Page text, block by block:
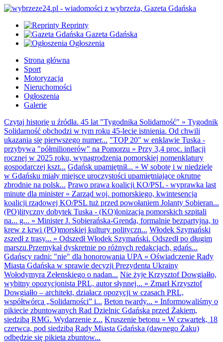
Reprinty
Gazeta Gdańska
Ogłoszenia
Strona główna
Sport
Motoryzacja
Nieruchomości
Ogłoszenia
Galerie
Czytaj historię u źródła. 45 lat "Tygodnika Solidarność" » Tygodnik
Solidarność obchodzi w tym roku 45-lecie istnienia. Od chwili
ukazania się pierwszego numer... "TOP 20" w enklawie Tuska -
przybywa "półmilionerów" na Pomorzu » Przy 3,4 proc. inflacji
rocznej w 2025 roku, wynagrodzenia pomorskiej nomenklatury
gospodarczej kszt... Gdańsk upamiętnił... » W sobotę i w niedzielę
w Gdańsku miały miejsce uroczystości upamiętniające okrutne
zbrodnie na polsk... Prawo prawa koalicji KO/PSL - wyprawka last
minute dla minister» Zarząd woj. pomorskiego, kwintesencja
koalicji rządowej KO/PSL tuż przed powołaniem Jolanty Sobieran...
(PO)lityczny dobytek Tuska - (KO)lonizacja pomorskich szpitali
na... g... » Minister J. Sobierańska-Grenda, formalnie bezpartyjna, to
krew z krwi (PO)morskiej kultury polityczn... Włodek Szymański
zszedł z trasy... » Odszedł Włodek Szymański. Odszedł po długim
marszu.Przemykał dyskretnie po różnych redakcjach, gdańs...
Gdańscy radni: "nie" dla honorowania UPA » Oświadczenie Rady
Miasta Gdańska w sprawie decyzji Prezydenta Ukrainy
Wołodymyra Zełenskiego o nadan... Nie żyje Krzysztof Dowgiałło,
wybitny opozycjonista PRL, autor słynnej... » Zmarł Krzysztof
Dowgiałło – architekt, działacz opozycji w czasach PRL,
współtwórca „Solidarności” i... Beton twardy... » Informowaliśmy o
pikiecie zbuntowanych Rad Dzielnic Gdańska przed Żakiem,
siedzibą RMG. Wydarzenie z... Kruszenie betonu » W czwartek, 18
czerwca, pod siedzibą Rady Miasta Gdańska (dawnego Żaku)
odbędzie się pikieta zbuntow...